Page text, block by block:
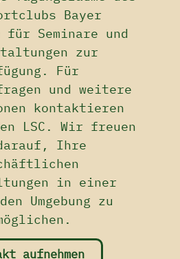
Bayer
für Seminare und
zur
Für
und weitere
kontaktieren
LSC. Wir freuen
Ihre
in einer
Umgebung zu
aufnehmen